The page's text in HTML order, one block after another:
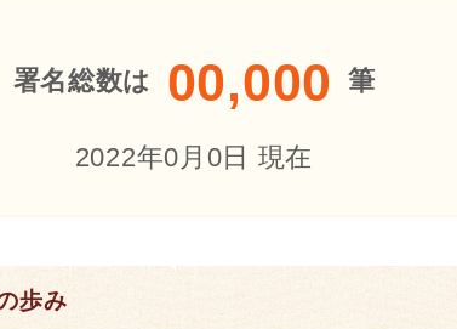
署名総数は 00,000 筆
2022年0月0日 現在
歩み